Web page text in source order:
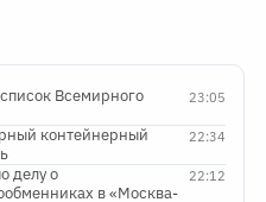
23:05
Всемирного
22:34
контейнерный
22:12
делу о
в «Москва-